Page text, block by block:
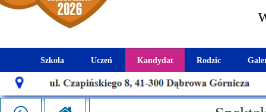
Rodzic
Harmonogram
Rada
Szkoła
Historia szkoły
Patron szkoły
Uczeń
Kalendarz roku szkolnego
Kandydat
Aktualności dla
Oferta edukacyjna